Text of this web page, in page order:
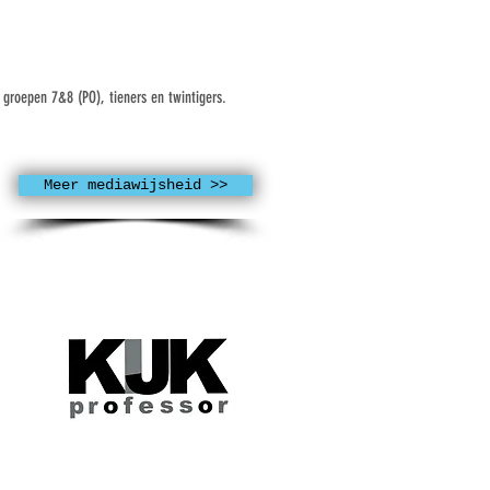
groepen 7&8 (PO), tieners en twintigers.
Meer mediawijsheid >>